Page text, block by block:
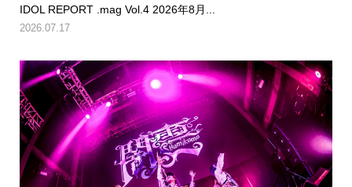
IDOL REPORT .mag Vol.4 2026年8月...
2026.07.17